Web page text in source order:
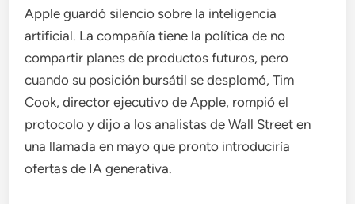
Apple guardó silencio sobre la inteligencia
artificial. La compañía tiene la política de no
compartir planes de productos futuros, pero
cuando su posición bursátil se desplomó, Tim
Cook, director ejecutivo de Apple, rompió el
protocolo y dijo a los analistas de Wall Street en
una llamada en mayo que pronto introduciría
ofertas de IA generativa.